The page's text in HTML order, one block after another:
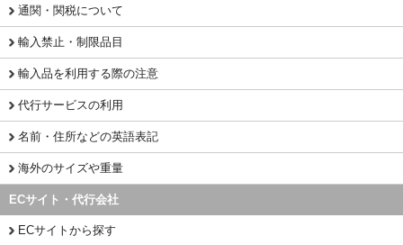
通関・関税について
輸入禁止・制限品目
輸入品を利用する際の注意
代行サービスの利用
名前・住所などの英語表記
海外のサイズや重量
ECサイト・代行会社
ECサイトから探す